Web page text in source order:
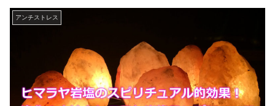
アンチストレス